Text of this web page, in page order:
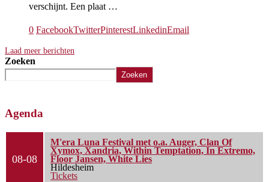
verschijnt. Een plaat …
0 FacebookTwitterPinterestLinkedinEmail
Laad meer berichten
Zoeken
Zoeken
Agenda
08-08
M'era Luna Festival met o.a. Auger, Clan Of
Xymox, Xandria, Within Temptation, In Extremo,
Floor Jansen, White Lies
Hildesheim
Tickets